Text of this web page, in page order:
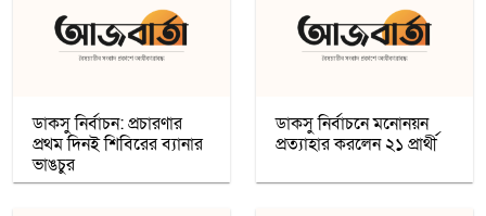
ডাকসু নির্বাচন: প্রচারণার
প্রথম দিনই শিবিরের ব্যানার
ভাঙচুর
ডাকসু নির্বাচনে মনোনয়ন
প্রত্যাহার করলেন ২১ প্রার্থী